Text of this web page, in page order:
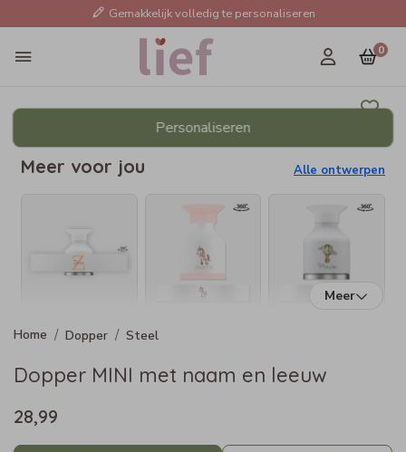
Gemakkelijk volledig te personaliseren
0
Personaliseren
Meer voor jou Alle ontwerpen
Meer
Dopper Steel
Dopper MINI met naam en leeuw
28,99